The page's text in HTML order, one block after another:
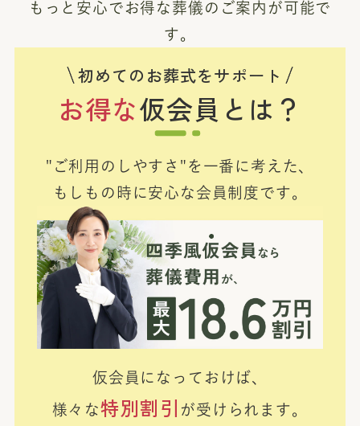
もっと安心でお得な葬儀のご案内が可能で
す。
初めてのお葬式をサポート
お得な仮会員とは？
"ご利用のしやすさ"を一番に考えた、
もしもの時に安心な会員制度です。
仮会員になっておけば、
様々な特別割引 が受けられます。